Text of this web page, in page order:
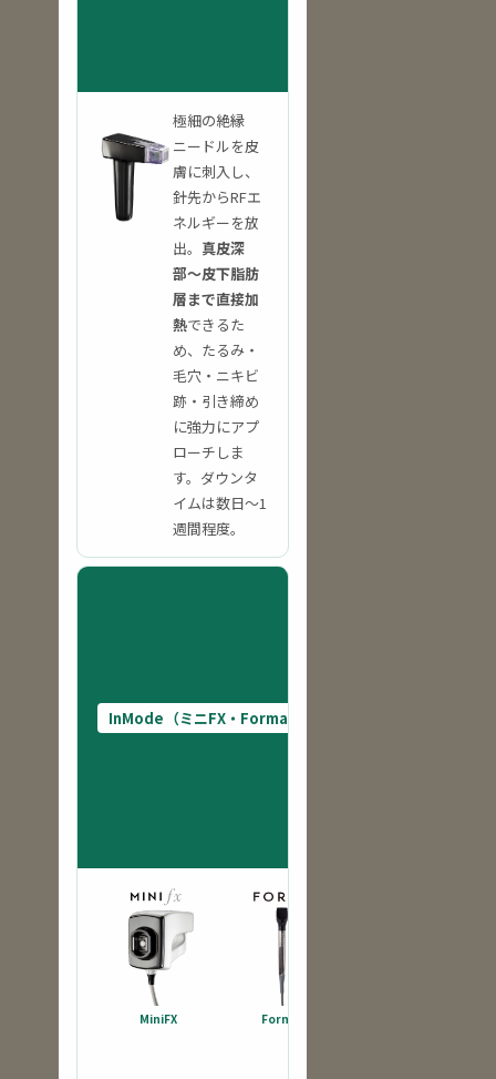
極細の絶縁
ニードルを皮
膚に刺入し、
針先からRFエ
ネルギーを放
出。 真皮深
部〜皮下脂肪
層まで直接加
熱できるた
め、たるみ・
毛穴・ニキビ
跡・引き締め
に強力にアプ
ローチしま
す。ダウンタ
イムは数日〜1
週間程度。
InMode（ミニFX・Forma）
MiniFX Forma